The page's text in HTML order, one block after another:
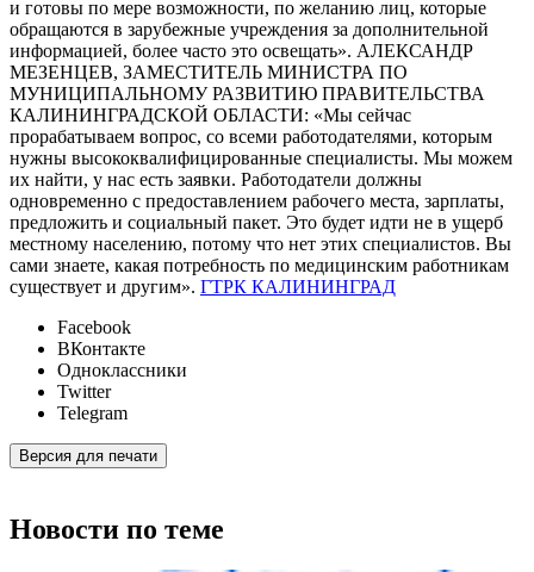
и готовы по мере возможности, по желанию лиц, которые
обращаются в зарубежные учреждения за дополнительной
информацией, более часто это освещать». АЛЕКСАНДР
МЕЗЕНЦЕВ, ЗАМЕСТИТЕЛЬ МИНИСТРА ПО
МУНИЦИПАЛЬНОМУ РАЗВИТИЮ ПРАВИТЕЛЬСТВА
КАЛИНИНГРАДСКОЙ ОБЛАСТИ: «Мы сейчас
прорабатываем вопрос, со всеми работодателями, которым
нужны высококвалифицированные специалисты. Мы можем
их найти, у нас есть заявки. Работодатели должны
одновременно с предоставлением рабочего места, зарплаты,
предложить и социальный пакет. Это будет идти не в ущерб
местному населению, потому что нет этих специалистов. Вы
сами знаете, какая потребность по медицинским работникам
существует и другим». ГТРК КАЛИНИНГРАД
Facebook
ВКонтакте
Одноклассники
Twitter
Telegram
Версия для печати
Новости по теме